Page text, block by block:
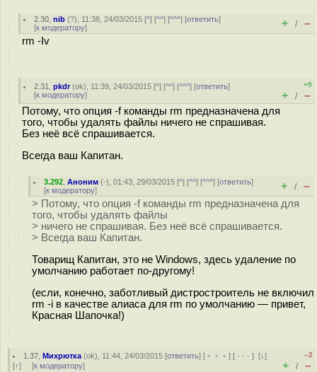
2.30 ,nib (?), 11:38, 24/03/2015 [^] [^^] [^^^] [ответить]
[к модератору] + / –
rm -Iv
2.31 ,pkdr(ok), 11:39, 24/03/2015 [^] [^^] [^^^] [ответить]
[к модератору]
+9
+ / –
Потому, что опция -f команды rm предназначена для
того, чтобы удалять файлы ничего не спрашивая.
Без неё всё спрашивается.
Всегда ваш Капитан.
3.292 ,Аноним (-), 01:43, 29/03/2015 [^] [^^] [^^^] [ответить]
[к модератору] + / –
> Потому, что опция -f команды rm предназначена для
того, чтобы удалять файлы
> ничего не спрашивая. Без неё всё спрашивается.
> Всегда ваш Капитан.
Товарищ Капитан, это не Windows, здесь удаление по
умолчанию работает по-другому!
(если, конечно, заботливый дистростроитель не включил
rm -i в качестве алиаса для rm по умолчанию — привет,
Красная Шапочка!)
1.37 ,Михрютка (ok), 11:44, 24/03/2015 [ответить] [ ﹢﹢﹢] [ · · ·][↓]
[↑] [к модератору]
–2
+ / –